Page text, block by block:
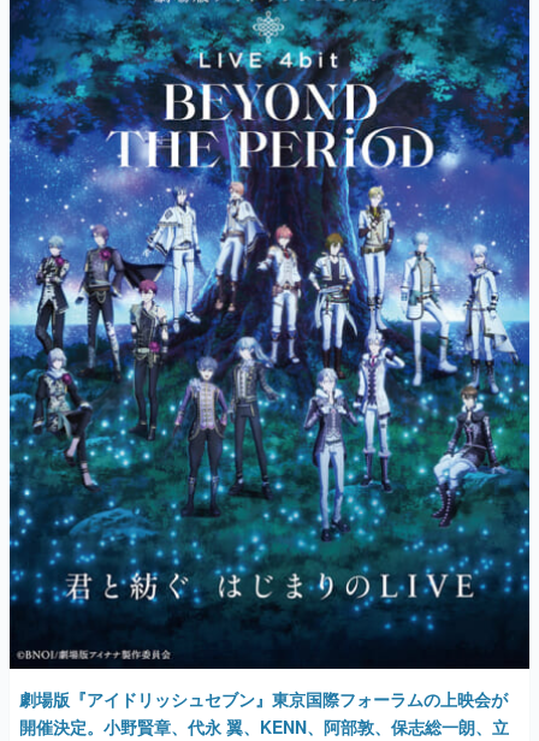
劇場版『アイドリッシュセブン』東京国際フォーラムの上映会が
開催決定。小野賢章、代永 翼、KENN、阿部敦、保志総一朗、立